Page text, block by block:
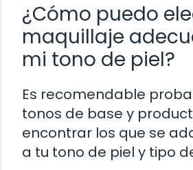
¿Cómo puedo
maquillaje
mi tono de piel?
Es recomendable
tonos de base y
encontrar los que se
a tu tono de piel y tipo